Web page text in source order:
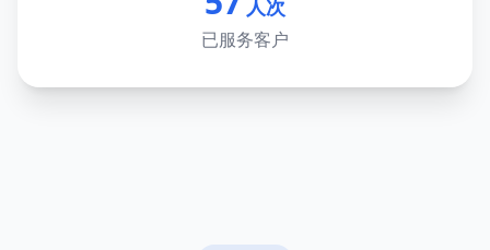
人次
已服务客户